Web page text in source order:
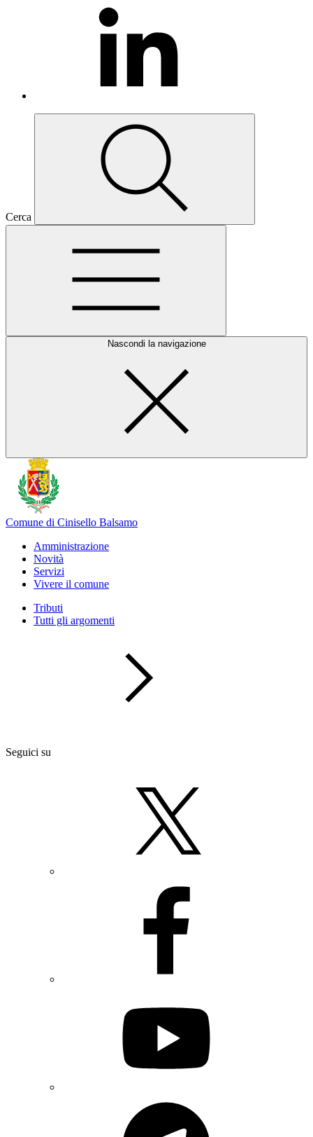
Cerca
Nascondi la navigazione
Comune di Cinisello Balsamo
Amministrazione
Novità
Servizi
Vivere il comune
Tributi
Tutti gli argomenti
Seguici su